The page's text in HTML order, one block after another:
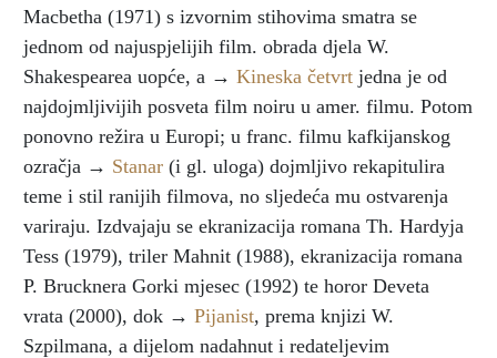
Macbetha (1971) s izvornim stihovima smatra se
jednom od najuspjelijih film. obrada djela W.
Shakespearea uopće, a → Kineska četvrt jedna je od
najdojmljivijih posveta film noiru u amer. filmu. Potom
ponovno režira u Europi; u franc. filmu kafkijanskog
ozračja → Stanar (i gl. uloga) dojmljivo rekapitulira
teme i stil ranijih filmova, no sljedeća mu ostvarenja
variraju. Izdvajaju se ekranizacija romana Th. Hardyja
Tess (1979), triler Mahnit (1988), ekranizacija romana
P. Brucknera Gorki mjesec (1992) te horor Deveta
vrata (2000), dok → Pijanist, prema knjizi W.
Szpilmana, a dijelom nadahnut i redateljevim